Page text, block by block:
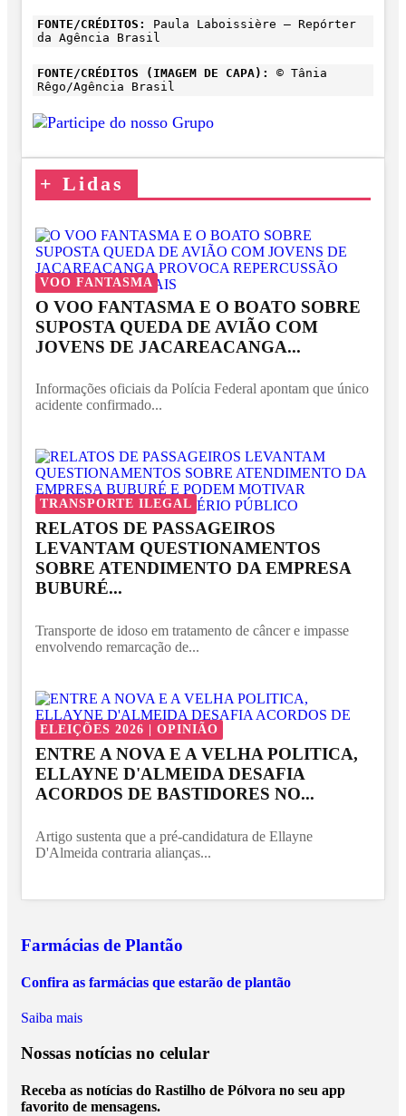
FONTE/CRÉDITOS:
Paula Laboissière – Repórter
da Agência Brasil
FONTE/CRÉDITOS (IMAGEM DE CAPA):
© Tânia
Rêgo/Agência Brasil
+ Lidas
VOO FANTASMA
O VOO FANTASMA E O BOATO SOBRE
SUPOSTA QUEDA DE AVIÃO COM
JOVENS DE JACAREACANGA...
Informações oficiais da Polícia Federal apontam que único
acidente confirmado...
TRANSPORTE ILEGAL
RELATOS DE PASSAGEIROS
LEVANTAM QUESTIONAMENTOS
SOBRE ATENDIMENTO DA EMPRESA
BUBURÉ...
Transporte de idoso em tratamento de câncer e impasse
envolvendo remarcação de...
ELEIÇÕES 2026 | OPINIÃO
ENTRE A NOVA E A VELHA POLITICA,
ELLAYNE D'ALMEIDA DESAFIA
ACORDOS DE BASTIDORES NO...
Artigo sustenta que a pré-candidatura de Ellayne
D'Almeida contraria alianças...
Farmácias de Plantão
Confira as farmácias que estarão de plantão
Saiba mais
Nossas notícias no celular
Receba as notícias do Rastilho de Pólvora no seu app
favorito de mensagens.